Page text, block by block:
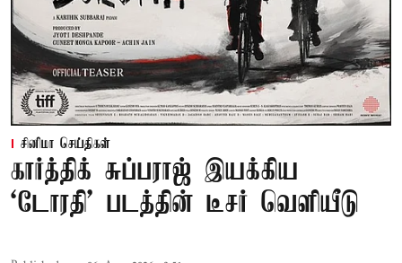
சினிமா செய்திகள்
கார்த்திக் சுப்பராஜ் இயக்கிய
`டோரதி' படத்தின் டீசர் வெளியீடு